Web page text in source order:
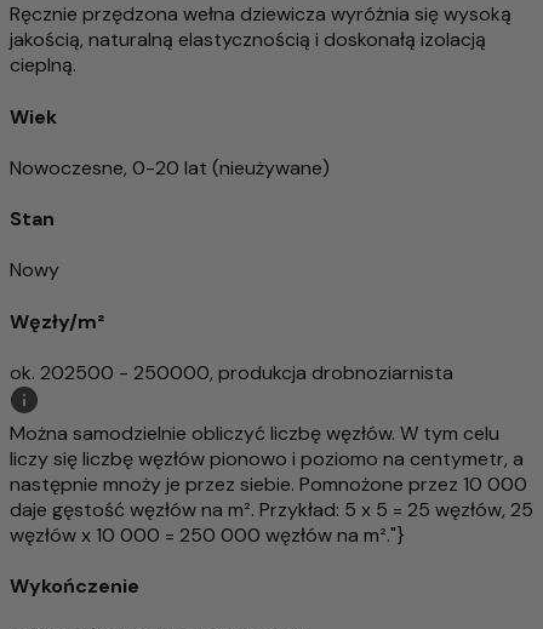
Ręcznie przędzona wełna dziewicza wyróżnia się wysoką
jakością, naturalną elastycznością i doskonałą izolacją
cieplną.
Wiek
Nowoczesne, 0-20 lat (nieużywane)
Stan
Nowy
Węzły/m²
ok. 202500 - 250000, produkcja drobnoziarnista
Można samodzielnie obliczyć liczbę węzłów. W tym celu
liczy się liczbę węzłów pionowo i poziomo na centymetr, a
następnie mnoży je przez siebie. Pomnożone przez 10 000
daje gęstość węzłów na m². Przykład: 5 x 5 = 25 węzłów, 25
węzłów x 10 000 = 250 000 węzłów na m²."}
Wykończenie